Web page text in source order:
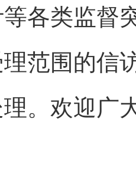
各类监督
范围的信
。欢迎广